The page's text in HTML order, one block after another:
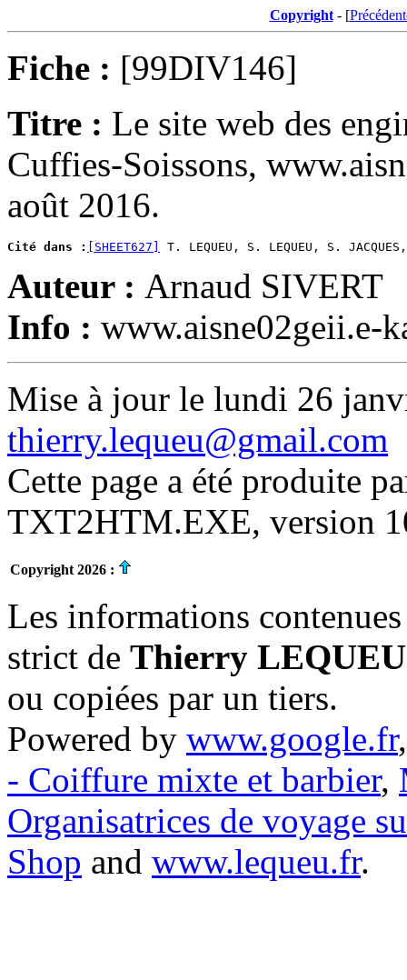
Copyright- [
Fiche : [99DIV146]
Titre : Le site web des
Cuffies-Soissons,
août 2016.
Cité dans : [SHEET627] T. LEQUEU, S. LEQUEU, S.
Auteur : Arnaud SIVERT
Info : www.aisne02geii.e-
Mise à jour le lundi 26
thierry.lequeu@gmail.com
Cette page a été produite
TXT2HTM.EXE, version
Copyright 2026 :
Les informations
strict de Thierry LEQUEU
ou copiées par un tiers.
Powered by www.google.fr
- Coiffure mixte et barbier,
Organisatrices de voyage
Shop and www.lequeu.fr.